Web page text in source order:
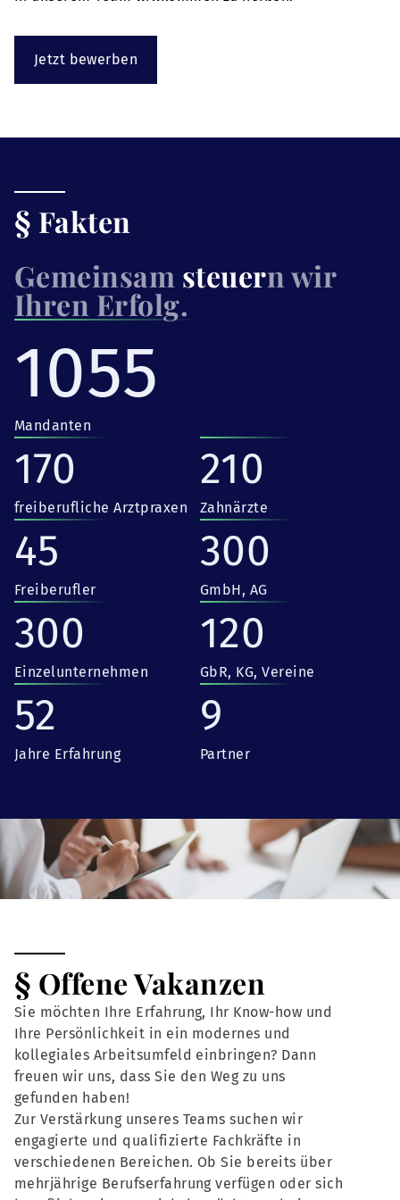
Jetzt bewerben
§ Fakten
Gemeinsam steuern wir
Ihren Erfolg.
1055
Mandanten
170
freiberufliche Arztpraxen
210
Zahnärzte
45
Freiberufler
300
GmbH, AG
300
Einzelunternehmen
120
GbR, KG, Vereine
52
Jahre Erfahrung
9
Partner
§ Offene Vakanzen
Sie möchten Ihre Erfahrung, Ihr Know-how und
Ihre Persönlichkeit in ein modernes und
kollegiales Arbeitsumfeld einbringen? Dann
freuen wir uns, dass Sie den Weg zu uns
gefunden haben!
Zur Verstärkung unseres Teams suchen wir
engagierte und qualifizierte Fachkräfte in
verschiedenen Bereichen. Ob Sie bereits über
mehrjährige Berufserfahrung verfügen oder sich